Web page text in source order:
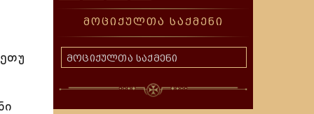
მოციქულთა საქმენი
მოციქულთა საქმენი